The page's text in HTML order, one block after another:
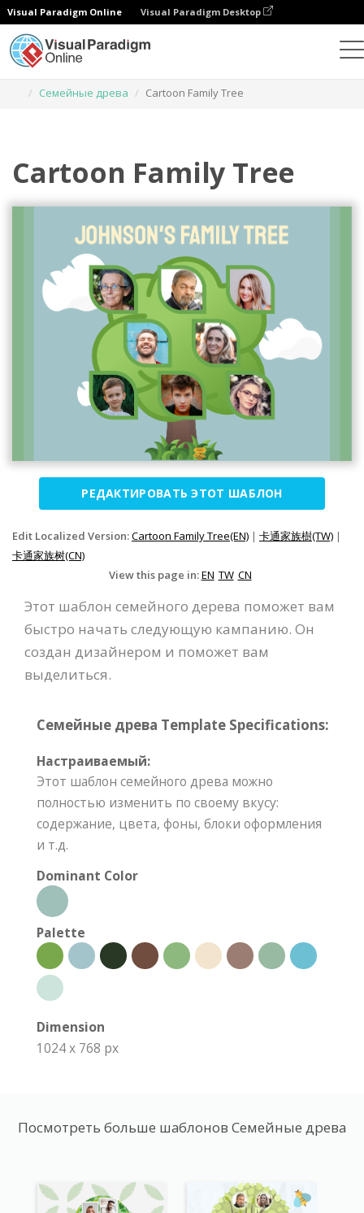
Visual Paradigm Online Visual Paradigm Desktop
Семейные древа
Cartoon Family Tree
Cartoon Family Tree
РЕДАКТИРОВАТЬ ЭТОТ ШАБЛОН
Edit Localized Version:Cartoon Family Tree(EN) | 卡通家族樹(TW) |
卡通家族树(CN)
View this page in:EN TW CN
Этот шаблон семейного дерева поможет вам
быстро начать следующую кампанию. Он
создан дизайнером и поможет вам
выделиться.
Семейные древа Template Specifications:
Настраиваемый:
Этот шаблон семейного древа можно
полностью изменить по своему вкусу:
содержание, цвета, фоны, блоки оформления
и т.д.
Dominant Color
Palette
Dimension
1024 x 768 px
Посмотреть больше шаблонов Семейные древа